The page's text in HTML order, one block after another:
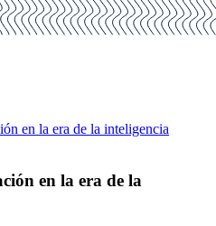
en la era de la inteligencia
en la era de la